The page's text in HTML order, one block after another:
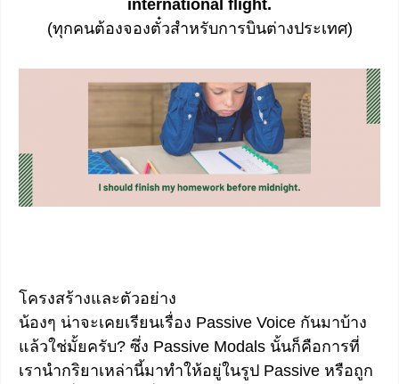
international flight.
(ทุกคนต้องจองตั๋วสำหรับการบินต่างประเทศ)
โครงสร้างและตัวอย่าง
น้องๆ น่าจะเคยเรียนเรื่อง Passive Voice กันมาบ้าง
แล้วใช่มั้ยครับ? ซึ่ง Passive Modals นั้นก็คือการที่
เรานำกริยาเหล่านี้มาทำให้อยู่ในรูป Passive หรือถูก